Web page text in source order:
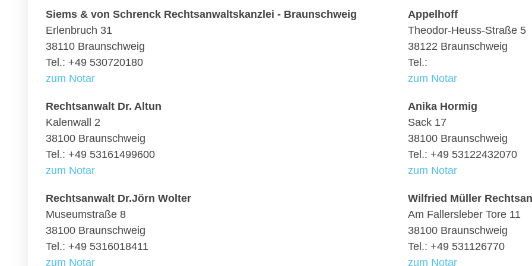
Siems & von Schrenck Rechtsanwaltskanzlei - Braunschweig
Erlenbruch 31
38110 Braunschweig
Tel.: +49 530720180
zum Notar
Appelhoff
Theodor-Heuss-Straße 5
38122 Braunschweig
Tel.:
zum Notar
Rechtsanwalt Dr. Altun
Kalenwall 2
38100 Braunschweig
Tel.: +49 53161499600
zum Notar
Anika Hormig
Sack 17
38100 Braunschweig
Tel.: +49 53122432070
zum Notar
Rechtsanwalt Dr.Jörn Wolter
Museumstraße 8
38100 Braunschweig
Tel.: +49 5316018411
zum Notar
Wilfried Müller
Am Fallersleber Tore 11
38100 Braunschweig
Tel.: +49 531126770
zum Notar